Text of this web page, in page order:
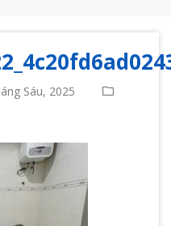
Sáu, 2025